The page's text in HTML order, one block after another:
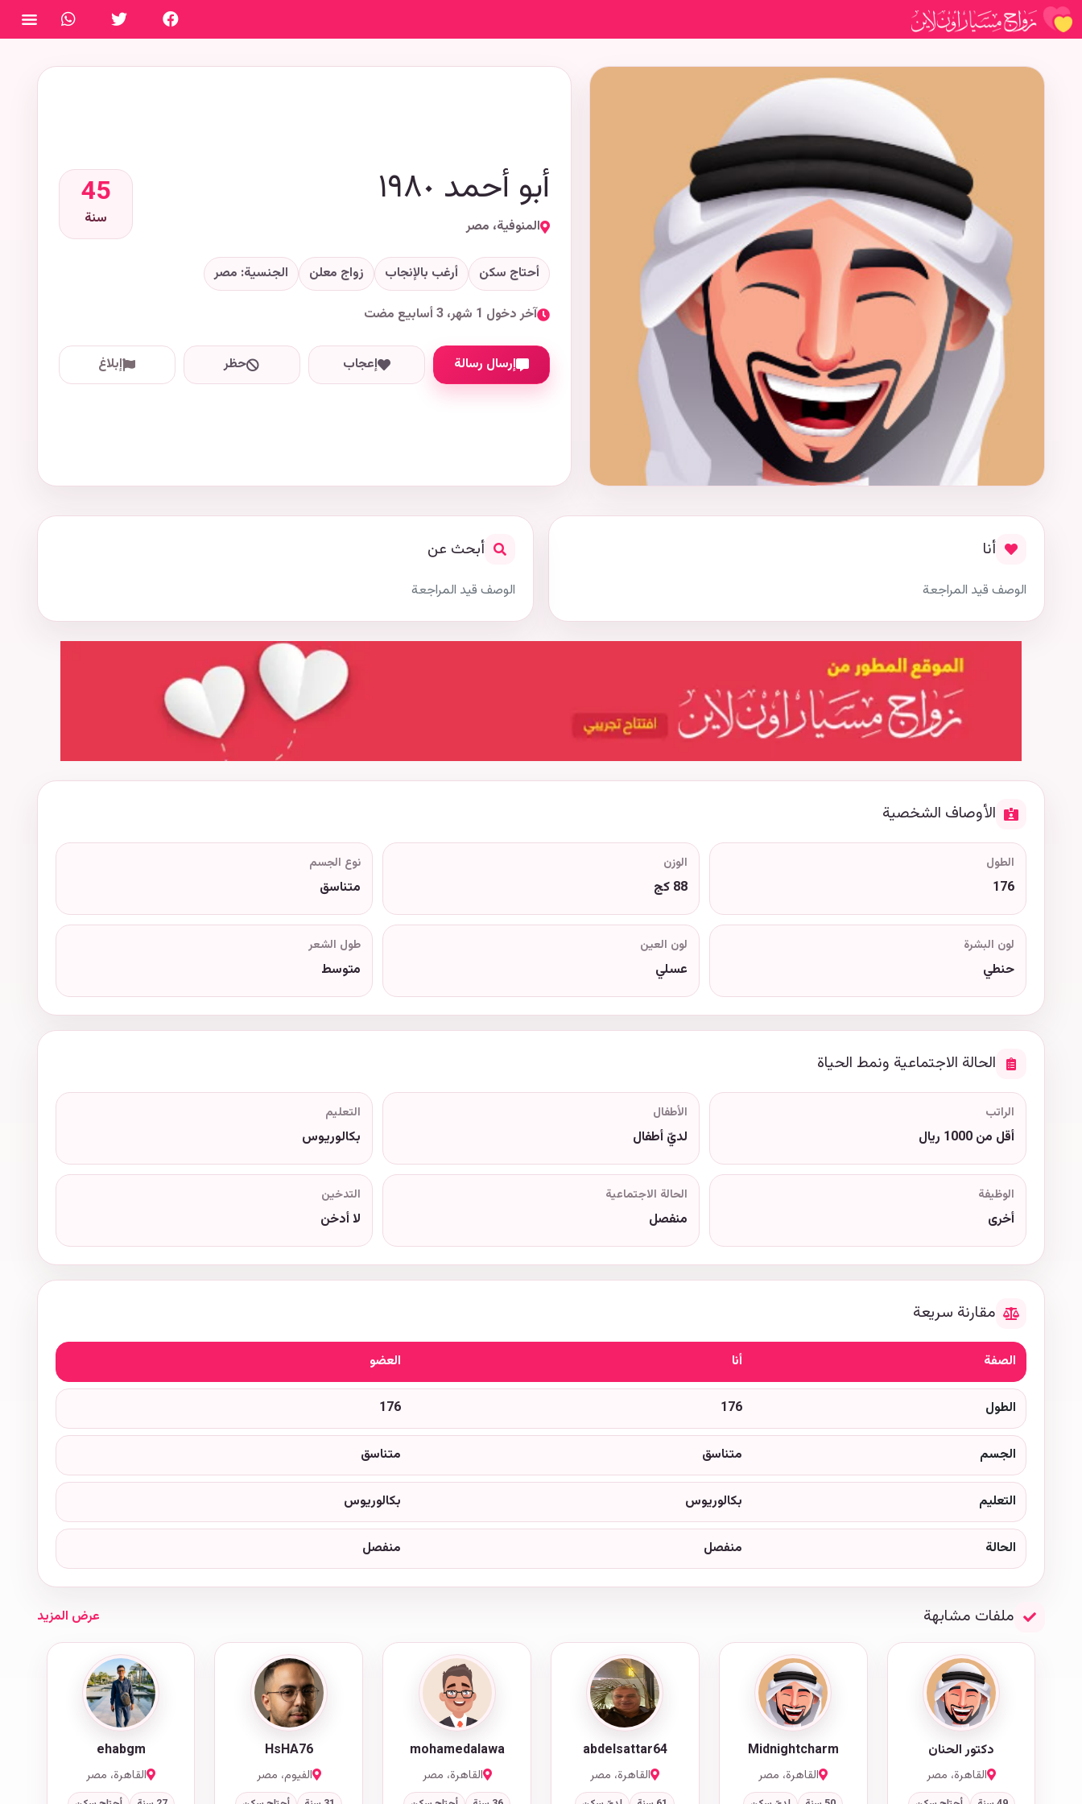
فتح
أبو أحمد ١٩٨٠
المنوفية، مصر
45
سنة
أحتاج سكن أرغب بالإنجاب زواج معلن الجنسية: مصر
آخر دخول 1 شهر، 3 أسابيع مضت
إرسال رسالة إعجاب حظر إبلاغ
أنا
الوصف قيد المراجعة
أبحث عن
الوصف قيد المراجعة
الأوصاف الشخصية
الطول
176
الوزن
88 كج
نوع الجسم
متناسق
لون البشرة
حنطي
لون العين
عسلي
طول الشعر
متوسط
الحالة الاجتماعية ونمط الحياة
الراتب
أقل من 1000 ريال
الأطفال
لديّ أطفال
التعليم
بكالوريوس
الوظيفة
أخرى
الحالة الاجتماعية
منفصل
التدخين
لا أدخن
مقارنة سريعة
الصفة أنا العضو
الطول 176
176
الجسم متناسق متناسق
التعليم بكالوريوس بكالوريوس
الحالة منفصل منفصل
ملفات مشابهة عرض المزيد
دكتور الحنان
القاهرة، مصر
Midnightcharm
القاهرة، مصر
abdelsattar64
القاهرة، مصر
mohamedalawa
القاهرة، مصر
HsHA76
الفيوم، مصر
ehabgm
القاهرة، مصر